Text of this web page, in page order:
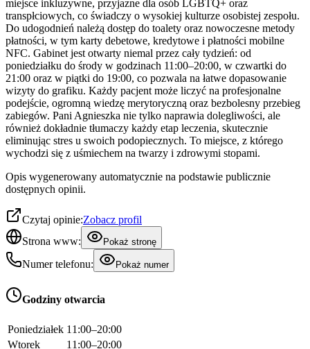
miejsce inkluzywne, przyjazne dla osób LGBTQ+ oraz
transpłciowych, co świadczy o wysokiej kulturze osobistej zespołu.
Do udogodnień należą dostęp do toalety oraz nowoczesne metody
płatności, w tym karty debetowe, kredytowe i płatności mobilne
NFC. Gabinet jest otwarty niemal przez cały tydzień: od
poniedziałku do środy w godzinach 11:00–20:00, w czwartki do
21:00 oraz w piątki do 19:00, co pozwala na łatwe dopasowanie
wizyty do grafiku. Każdy pacjent może liczyć na profesjonalne
podejście, ogromną wiedzę merytoryczną oraz bezbolesny przebieg
zabiegów. Pani Agnieszka nie tylko naprawia dolegliwości, ale
również dokładnie tłumaczy każdy etap leczenia, skutecznie
eliminując stres u swoich podopiecznych. To miejsce, z którego
wychodzi się z uśmiechem na twarzy i zdrowymi stopami.
Opis wygenerowany automatycznie na podstawie publicznie
dostępnych opinii.
Czytaj opinie:Zobacz profil
Strona www:
Pokaż stronę
Numer telefonu: Pokaż numer
Godziny otwarcia
Poniedziałek 11:00–20:00
Wtorek
11:00–20:00